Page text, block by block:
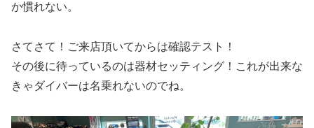
か慣れない。
さてさて！ご来店頂いてからは確認テスト！
その後に待っているのは器材セッティング！これが出来な
きゃダイバーは名乗れないのでね。